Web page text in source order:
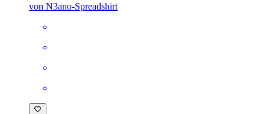
von N3ano-Spreadshirt